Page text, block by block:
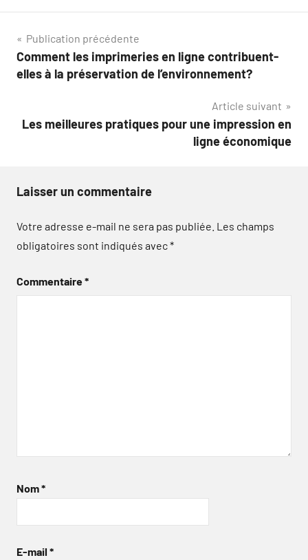
Navigation
de
Publication précédente
Comment les imprimeries en ligne contribuent-
elles à la préservation de l’environnement?
Article suivant
Les meilleures pratiques pour une impression en
ligne économique
Laisser un commentaire
Votre adresse e-mail ne sera pas publiée. Les champs
obligatoires sont indiqués avec*
Commentaire*
Nom*
E-mail *